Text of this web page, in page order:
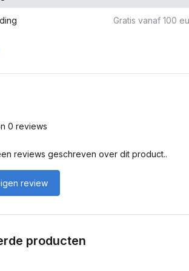
Gratis vanaf 100
0 reviews
reviews geschreven over dit product..
review
producten